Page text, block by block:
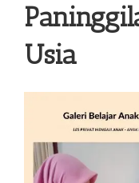
Usia